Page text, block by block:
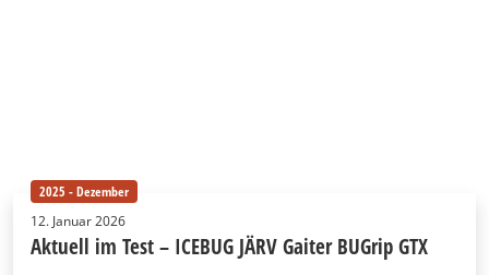
2025 - Dezember
12. Januar 2026
Aktuell im Test – ICEBUG JÄRV Gaiter BUGrip GTX